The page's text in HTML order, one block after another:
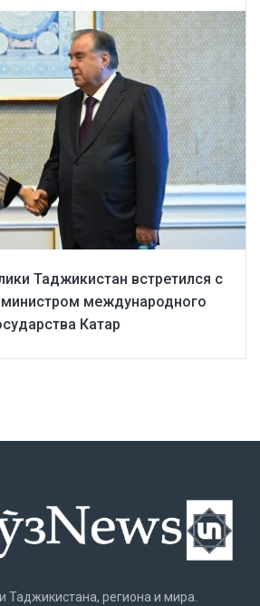
Таджикистан встретился с
международного
Катар
Таджикистана, региона и мира.